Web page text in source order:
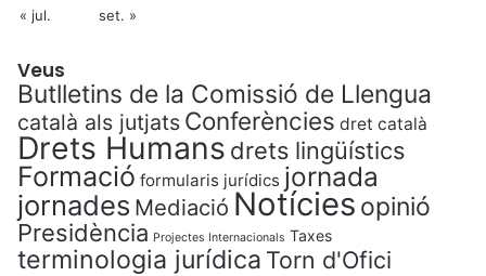
« jul.
set. »
Veus
Butlletins de la Comissió de Llengua
català als jutjats Conferències dret català
Drets Humans drets lingüístics
Formació formularis jurídics jornada
jornades Mediació Notícies opinió
Presidència Projectes Internacionals Taxes
terminologia jurídica Torn d'Ofici